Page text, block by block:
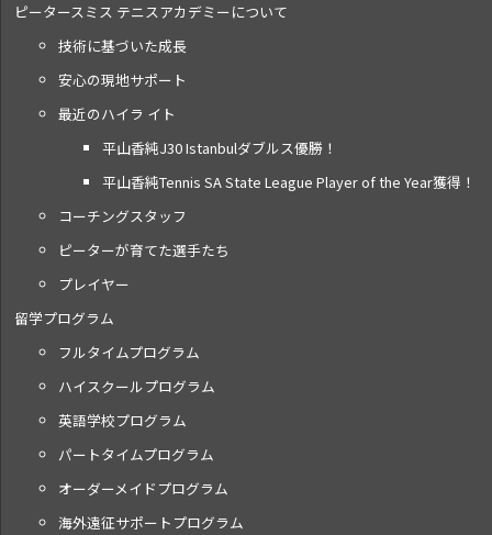
ピータースミス テニスアカデミーについて
技術に基づいた成長
安心の現地サポート
最近のハイラ イト
平山香純J30 Istanbulダブルス優勝！
平山香純Tennis SA State League Player of the Year獲得！
コーチングスタッフ
ピーターが育てた選手たち
プレイヤー
留学プログラム
フルタイムプログラム
ハイスクールプログラム
英語学校プログラム
パートタイムプログラム
オーダーメイドプログラム
海外遠征サポートプログラム